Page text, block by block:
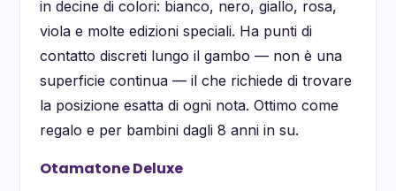
in decine di colori: bianco, nero, giallo, rosa,
viola e molte edizioni speciali. Ha punti di
contatto discreti lungo il gambo — non è una
superficie continua — il che richiede di trovare
la posizione esatta di ogni nota. Ottimo come
regalo e per bambini dagli 8 anni in su.
Otamatone Deluxe